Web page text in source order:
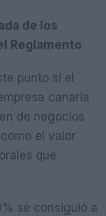
de los
Reglamento
punto si el
canaria
de negocios
el valor
que
se consiguió a